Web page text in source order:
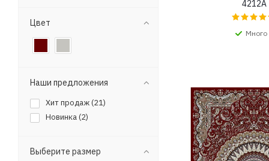
4212A
Много
Цвет
Наши предложения
Хит продаж (21)
Новинка (2)
Выберите размер